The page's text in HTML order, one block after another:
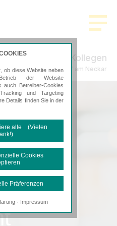
Missel & Kollegen
in Oberndorf am Neckar
ob diese Website neben
der Website
auch Betreiber-Cookies
und Targeting
Details finden Sie in der
alle (Vielen
Cookies
Präferenzen
sind erforderlich, um die
· Impressum